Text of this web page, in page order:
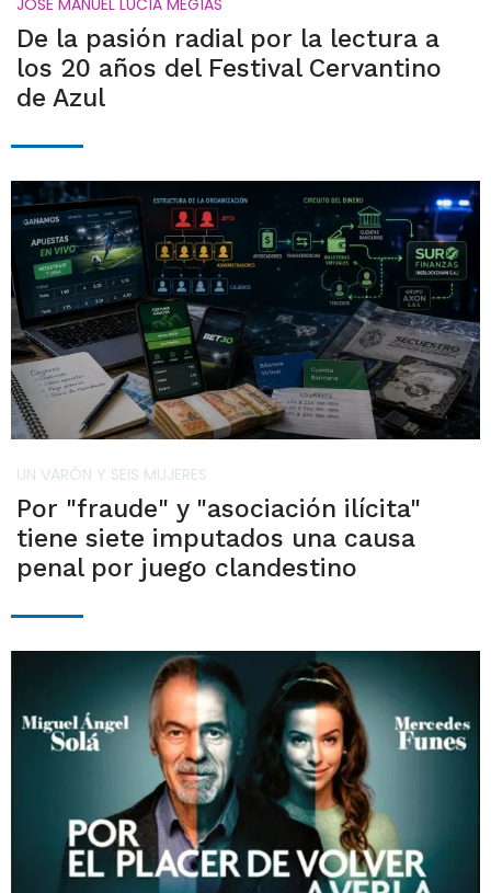
De la pasión radial por la lectura a
los 20 años del Festival Cervantino
de Azul
UN VARÓN Y SEIS MUJERES
Por "fraude" y "asociación ilícita"
tiene siete imputados una causa
penal por juego clandestino